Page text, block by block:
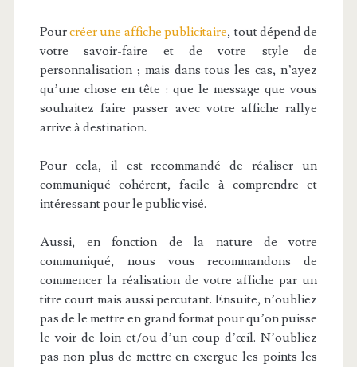
Pourcréer une affiche publicitaire, tout dépend de
votre savoir-faire et de votre style de
personnalisation ; mais dans tous les cas, n’ayez
qu’une chose en tête : que le message que vous
souhaitez faire passer avec votre affiche rallye
arrive à destination.
Pour cela, il est recommandé de réaliser un
communiqué cohérent, facile à comprendre et
intéressant pour le public visé.
Aussi, en fonction de la nature de votre
communiqué, nous vous recommandons de
commencer la réalisation de votre affiche par un
titre court mais aussi percutant. Ensuite, n’oubliez
pas de le mettre en grand format pour qu’on puisse
le voir de loin et/ou d’un coup d’œil. N’oubliez
pas non plus de mettre en exergue les points les